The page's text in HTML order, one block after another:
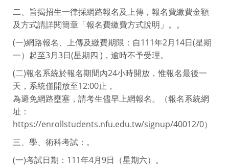
二、旨揭招生一律採網路報名及上傳，報名費繳費金額
及方式請詳閱簡章「報名費繳費方式說明」。。
(一)網路報名、上傳及繳費期限：自111年2月14日(星期
一）起至3月3日(星期四 )，逾時不予受理。
(二)報名系統於報名期間內24小時開放，惟報名最後一
天，系統僅開放至12:00止，
為避免網路壅塞，請考生儘早上網報名。（報名系統網
址：
https://enrollstudents.nfu.edu.tw/signup/40012/0）
三、學、術科考試：。
(一)考試日期：111年4月9日（星期六）。